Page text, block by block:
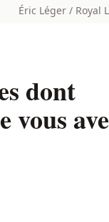
Éric Léger / Royal
dont
vous